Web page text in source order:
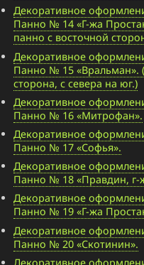
Декоративное
Панно № 14 «Г-жа
панно с восточной
Декоративное
Панно № 15 «Вральман».
сторона, с севера на юг.)
Декоративное
Панно № 16 «Митрофан».
Декоративное
Панно № 17 «Софья».
Декоративное
Панно № 18 «Правдин, г-
Декоративное
Панно № 19 «Г-жа
Декоративное
Панно № 20 «Скотинин».